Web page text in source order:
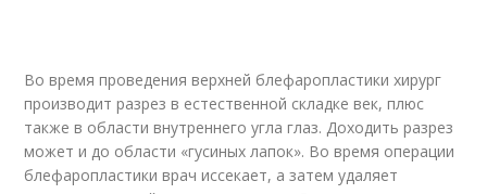
Во время проведения верхней блефаропластики хирург
производит разрез в естественной складке век, плюс
также в области внутреннего угла глаз. Доходить разрез
может и до области «гусиных лапок». Во время операции
блефаропластики врач иссекает, а затем удаляет